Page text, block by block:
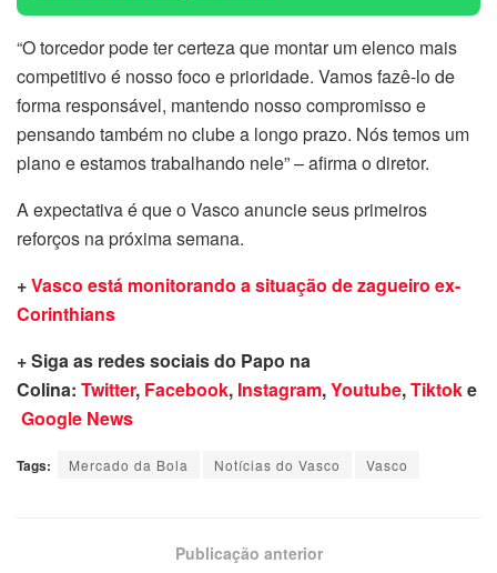
“O torcedor pode ter certeza que montar um elenco mais
competitivo é nosso foco e prioridade. Vamos fazê-lo de
forma responsável, mantendo nosso compromisso e
pensando também no clube a longo prazo. Nós temos um
plano e estamos trabalhando nele” – afirma o diretor.
A expectativa é que o Vasco anuncie seus primeiros
reforços na próxima semana.
+Vasco está monitorando a situação de zagueiro ex-
Corinthians
+ Siga as redes sociais do Papo na
Colina: Twitter, Facebook, Instagram,Youtube,Tiktoke
Google News
Tags: Mercado da Bola Notícias do Vasco Vasco
Publicação anterior